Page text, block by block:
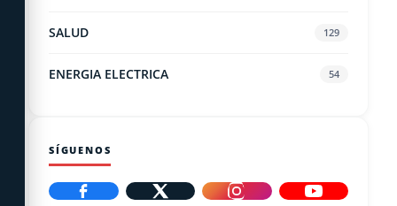
SALUD 129
ENERGIA ELECTRICA 54
SÍGUENOS